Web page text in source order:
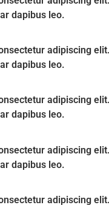
dapibus leo.
adipiscing
dapibus leo.
adipiscing
dapibus leo.
adipiscing
dapibus leo.
adipiscing